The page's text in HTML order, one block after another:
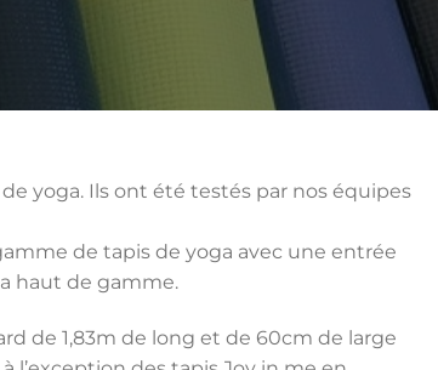
yoga. Ils ont été testés par nos équipes
de tapis de yoga avec une entrée
haut de gamme.
de 1,83m de long et de 60cm de large